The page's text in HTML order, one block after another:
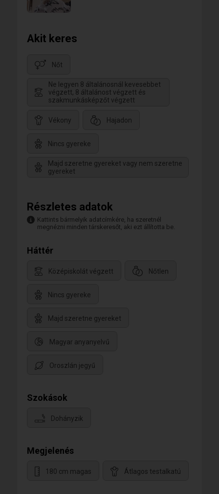
Akit keres
Nőt
Ne legyen 8 általánosnál kevesebbet
végzett, 8 általánost végzett és
szakmunkásképzőt végzett
Vékony Hajadon
Nincs gyereke
Majd szeretne gyereket vagy nem szeretne
gyereket
Részletes adatok
Kattints bármelyik adatcímkére, ha szeretnél
megnézni minden társkeresőt, aki ezt állította be.
Háttér
Középiskolát végzett Nőtlen
Nincs gyereke
Majd szeretne gyereket
Magyar anyanyelvű
Oroszlán jegyű
Szokások
Dohányzik
Megjelenés
180 cm magas Átlagos testalkatú